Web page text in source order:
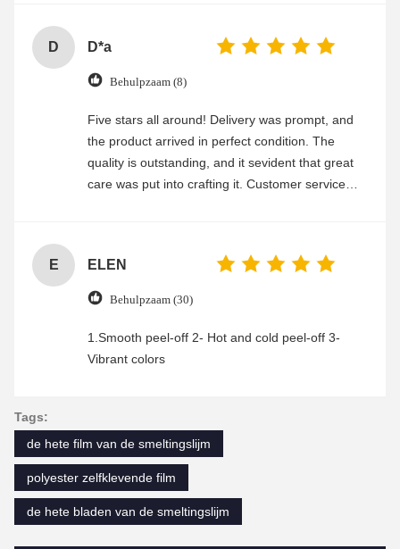
D D*a
Behulpzaam (8)
Five stars all around! Delivery was prompt, and
the product arrived in perfect condition. The
quality is outstanding, and it sevident that great
care was put into crafting it. Customer service
E ELEN
Behulpzaam (30)
1.Smooth peel-off 2- Hot and cold peel-off 3-
Vibrant colors
Tags:
de hete film van de smeltingslijm
polyester zelfklevende film
de hete bladen van de smeltingslijm